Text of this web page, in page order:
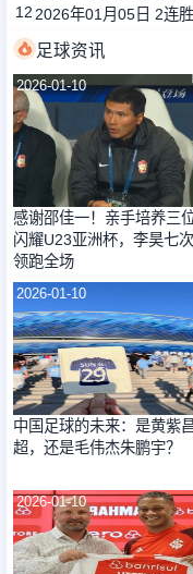
12
足球资讯
2026-01-10
感谢邵佳一！亲手培养三
闪耀U23亚洲杯，李昊七次
领跑全场
2026-01-10
中国足球的未来：是黄紫
超，还是毛伟杰朱鹏宇？
2026-01-10